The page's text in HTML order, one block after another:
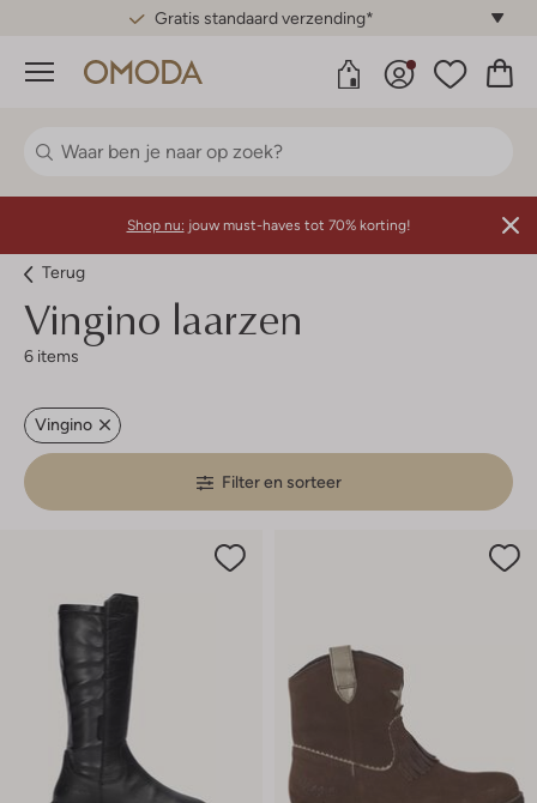
Gratis standaard verzending*
Menu
Shop nu: jouw must-haves tot 70% korting!
Terug
Vingino laarzen
6 items
Vingino
Filter en sorteer